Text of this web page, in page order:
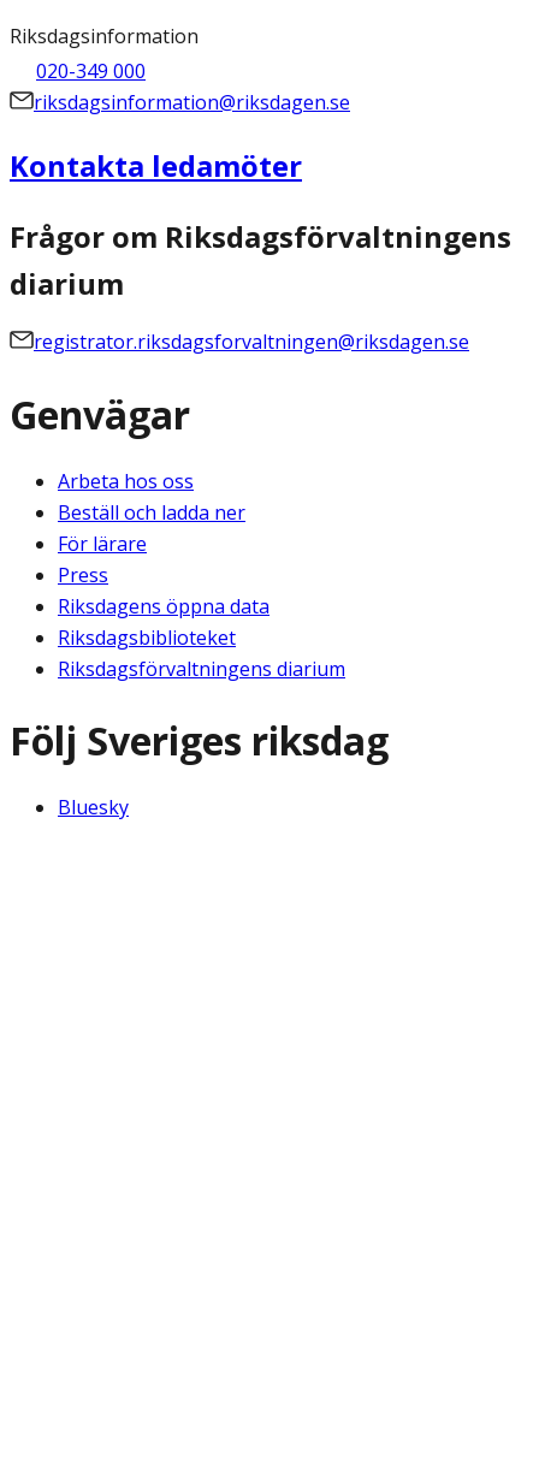
Riksdagsinformation
020-349 000
riksdagsinformation@riksdagen.se
Kontakta ledamöter
Frågor om Riksdagsförvaltningens
diarium
registrator.riksdagsforvaltningen@riksdagen.se
Genvägar
Arbeta hos oss
Beställ och ladda ner
För lärare
Press
Riksdagens öppna data
Riksdagsbiblioteket
Riksdagsförvaltningens diarium
Följ Sveriges riksdag
Bluesky